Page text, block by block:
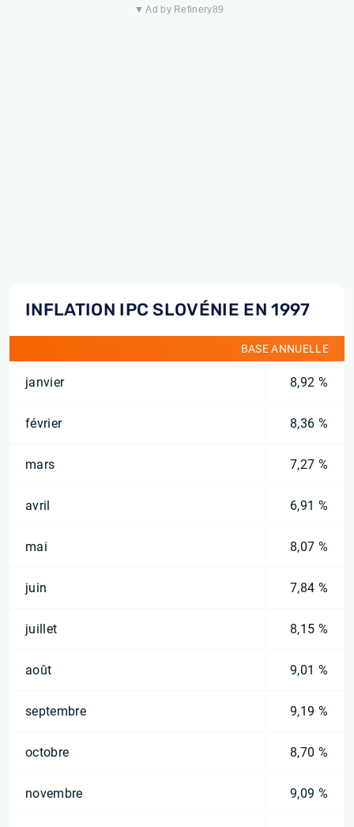
▼ Ad by Refinery89
INFLATION IPC SLOVÉNIE EN 1997
BASE ANNUELLE
janvier 8,92 %
février 8,36 %
mars 7,27 %
avril 6,91 %
mai 8,07 %
juin 7,84 %
juillet 8,15 %
août 9,01 %
septembre 9,19 %
octobre 8,70 %
novembre 9,09 %